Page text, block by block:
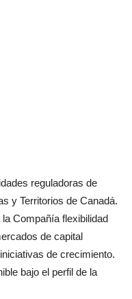
reguladoras de
y Territorios de Canadá.
Compañía flexibilidad
de capital
de crecimiento.
bajo el perfil de la